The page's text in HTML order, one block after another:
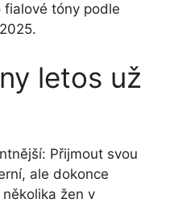
fialové tóny podle
letos už
Přijmout svou
ale dokonce
žen v